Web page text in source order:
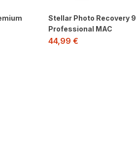
Stellar Photo Recovery 9
Professional MAC
44,99 €